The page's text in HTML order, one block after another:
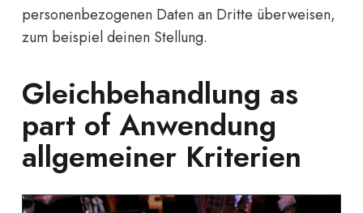
personenbezogenen Daten an Dritte überweisen,
zum beispiel deinen Stellung.
Gleichbehandlung as
part of Anwendung
allgemeiner Kriterien